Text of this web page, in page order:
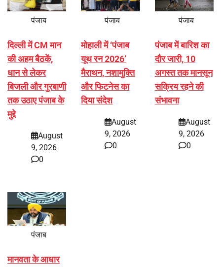
पंजाब
दिल्ली में CM मान
की अहम बैठकें,
धान से लेकर
बिजली और गुरबाणी
तक उठाए पंजाब के
मुद्दे
August
9, 2026
0
पंजाब
मोहाली में ‘पंजाब
यूथ रन 2026’
मैराथन, नशामुक्ति
और फिटनेस का
दिया संदेश
August
9, 2026
0
पंजाब
पंजाब में बारिश का
दौर जारी, 10
अगस्त तक मानसून
सक्रिय रहने की
संभावना
August
9, 2026
0
पंजाब
मानवता के आधार